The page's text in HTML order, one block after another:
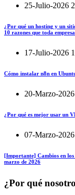
25-Julio-2026
¿Por qué un hosting y un
10 razones que toda
17-Julio-2026
Cómo instalar n8n en
20-Marzo-
¿Por qué es mejor usar un
07-Marzo-
[Importante] Cambios en
marzo de 2026
¿Por qué